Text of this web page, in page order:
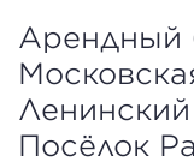
Арендный
Ленинский
Посёлок